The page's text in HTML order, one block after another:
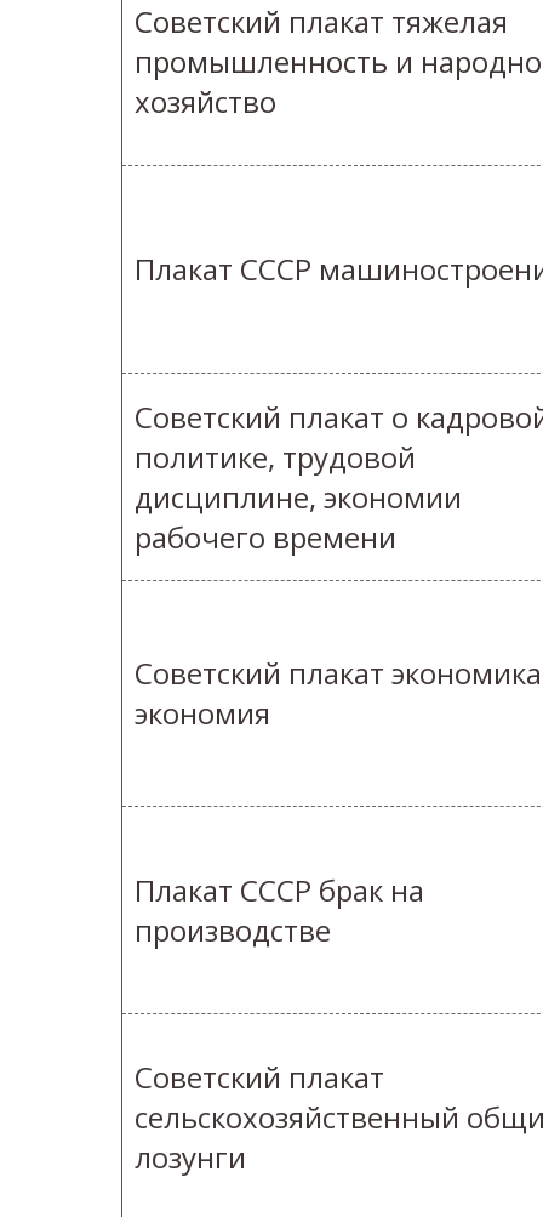
Советский плакат тяжелая
промышленность и
хозяйство
Плакат СССР
Советский плакат о
политике, трудовой
дисциплине, экономии
рабочего времени
Советский плакат
экономия
Плакат СССР брак на
производстве
Советский плакат
сельскохозяйственный
лозунги